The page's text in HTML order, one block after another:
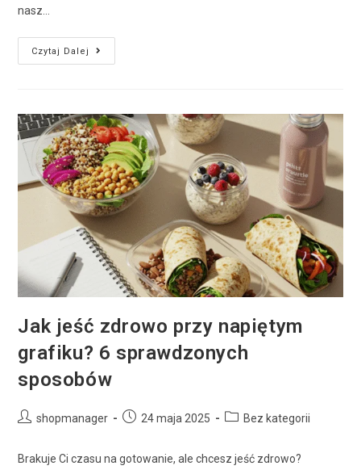
nasz…
Czytaj Dalej
Jak jeść zdrowo przy napiętym
grafiku? 6 sprawdzonych
sposobów
shopmanager 24 maja 2025 Bez kategorii
Brakuje Ci czasu na gotowanie, ale chcesz jeść zdrowo?